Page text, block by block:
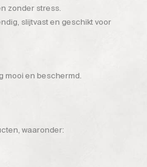
zonder stress.
slijtvast en geschikt voor
mooi en beschermd.
waaronder: